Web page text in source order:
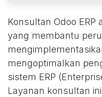
Konsultan Odoo ERP
yang membantu
mengoptimalkan
sistem ERP
Layanan konsultan